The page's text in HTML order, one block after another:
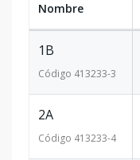
Nombre
1B
Código 413233-3
2A
Código 413233-4